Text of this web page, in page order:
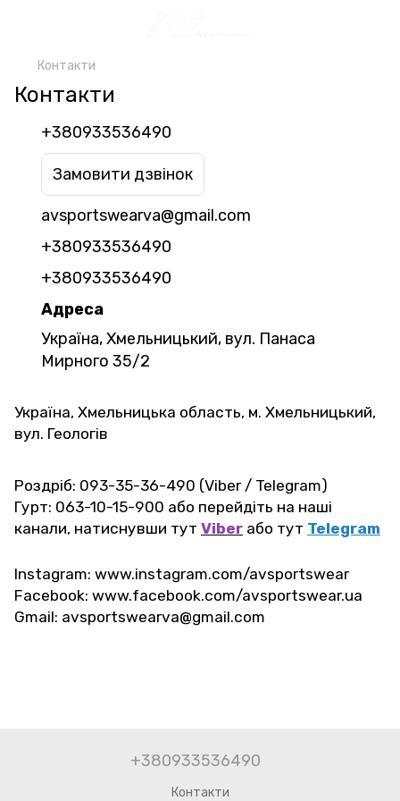
Контакти
Контакти
+380933536490
Замовити дзвінок
avsportswearva@gmail.com
+380933536490
+380933536490
Адреса
Україна, Хмельницький, вул. Панаса
Мирного 35/2
Україна, Хмельницька область, м. Хмельницький,
вул. Геологів
Роздріб: 093-35-36-490 (Viber / Telegram)
Гурт: 063-10-15-900 або перейдіть на наші
канали, натиснувши тут Viber або тут Telegram
Instagram: www.instagram.com/avsportswear
Facebook: www.facebook.com/avsportswear.ua
Gmail: avsportswearva@gmail.com
+380933536490
Контакти